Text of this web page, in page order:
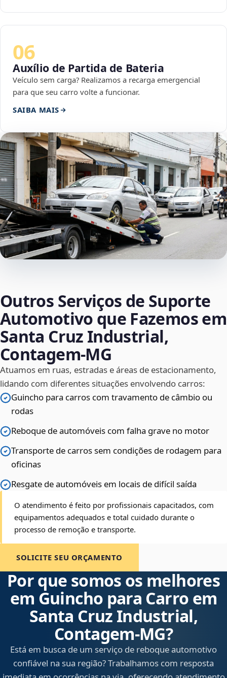
06
Auxílio de Partida de Bateria
Veículo sem carga? Realizamos a recarga emergencial
para que seu carro volte a funcionar.
SAIBA MAIS
Outros Serviços de Suporte
Automotivo que Fazemos em
Santa Cruz Industrial,
Contagem‑MG
Atuamos em ruas, estradas e áreas de estacionamento,
lidando com diferentes situações envolvendo carros:
Guincho para carros com travamento de câmbio ou
rodas
Reboque de automóveis com falha grave no motor
Transporte de carros sem condições de rodagem para
oficinas
Resgate de automóveis em locais de difícil saída
O atendimento é feito por profissionais capacitados, com
equipamentos adequados e total cuidado durante o
processo de remoção e transporte.
SOLICITE SEU ORÇAMENTO
Por que somos os melhores
em Guincho para Carro em
Santa Cruz Industrial,
Contagem‑MG?
Está em busca de um serviço de reboque automotivo
confiável na sua região? Trabalhamos com resposta